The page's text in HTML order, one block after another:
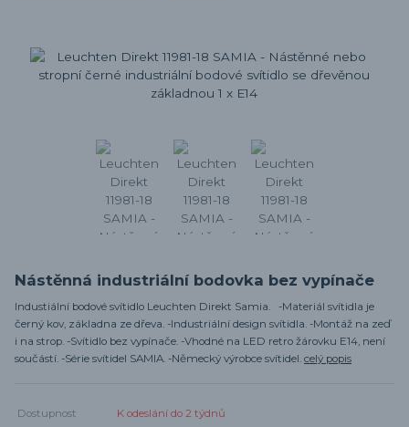
Nástěnná industriální bodovka bez vypínače
Industiální bodové svítidlo Leuchten Direkt Samia. -Materiál svítidla je
černý kov, základna ze dřeva. -Industriální design svítidla. -Montáž na zeď
i na strop. -Svítidlo bez vypínače. -Vhodné na LED retro žárovku E14, není
součástí. -Série svítidel SAMIA. -Německý výrobce svítidel. celý popis
Dostupnost K odeslání do 2 týdnů